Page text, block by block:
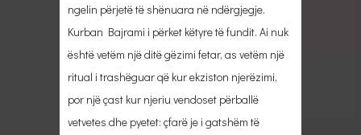
ngelin përjetë të shënuara në ndërgjegje.
Kurban Bajrami i përket këtyre të fundit. Ai nuk
është vetëm një ditë gëzimi fetar, as vetëm një
ritual i trashëguar që kur ekziston njerëzimi,
por një çast kur njeriu vendoset përballë
vetvetes dhe pyetet: çfarë je i gatshëm të